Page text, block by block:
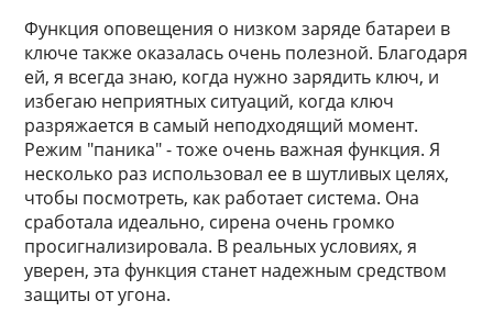
Функция оповещения о низком заряде батареи в
ключе также оказалась очень полезной. Благодаря
ей, я всегда знаю, когда нужно зарядить ключ, и
избегаю неприятных ситуаций, когда ключ
разряжается в самый неподходящий момент.
Режим "паника" - тоже очень важная функция. Я
несколько раз использовал ее в шутливых целях,
чтобы посмотреть, как работает система. Она
сработала идеально, сирена очень громко
просигнализировала. В реальных условиях, я
уверен, эта функция станет надежным средством
защиты от угона.